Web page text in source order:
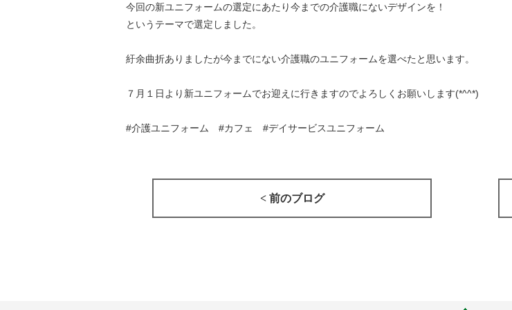
今回の新ユニフォームの選定にあたり今までの介護職にないデザインを！
というテーマで選定しました。
紆余曲折ありましたが今までにない介護職のユニフォームを選べたと思います。
７月１日より新ユニフォームでお迎えに行きますのでよろしくお願いします(*^^*)
#介護ユニフォーム #カフェ #デイサービスユニフォーム
< 前のブログ